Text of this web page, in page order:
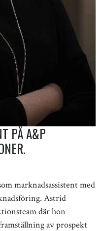
PÅ A&P
marknadsassistent med
Astrid
där hon
av prospekt